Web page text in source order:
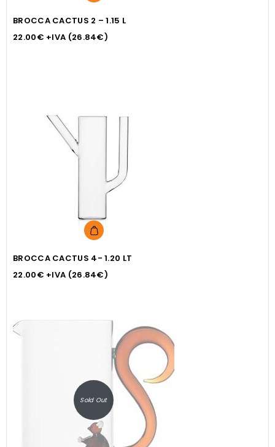
BROCCA CACTUS 2 – 1.15 L
22.00€ +IVA (26.84€)
BROCCA CACTUS 4- 1.20 LT
22.00€ +IVA (26.84€)
Sold Out